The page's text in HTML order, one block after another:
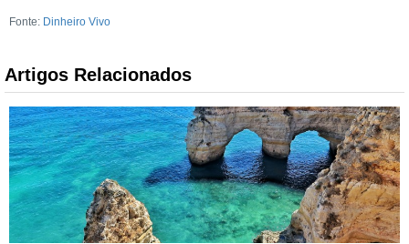
Fonte: Dinheiro Vivo
Artigos Relacionados